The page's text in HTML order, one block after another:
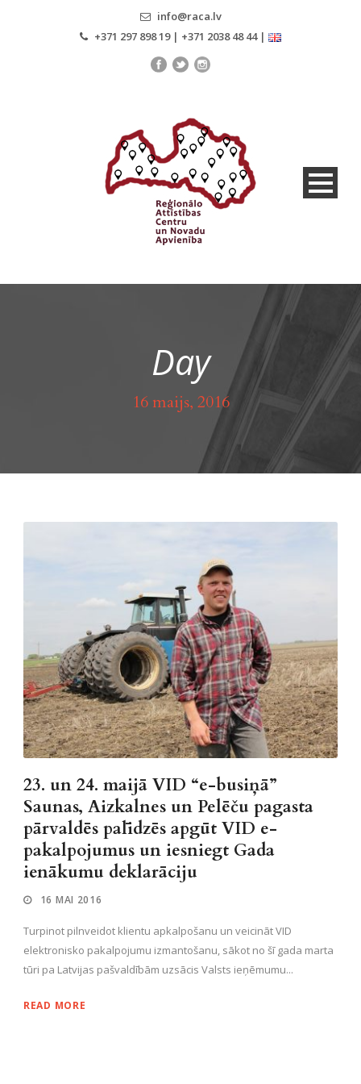
info@raca.lv
+371 297 898 19 | +371 2038 48 44 |
Day
16 maijs, 2016
23. un 24. maijā VID “e-busiņā”
Saunas, Aizkalnes un Pelēču pagasta
pārvaldēs palīdzēs apgūt VID e-
pakalpojumus un iesniegt Gada
ienākumu deklarāciju
16 MAI 2016
Turpinot pilnveidot klientu apkalpošanu un veicināt VID
elektronisko pakalpojumu izmantošanu, sākot no šī gada marta
tūri pa Latvijas pašvaldībām uzsācis Valsts ieņēmumu...
READ MORE